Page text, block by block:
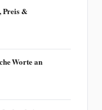
Preis &
Worte an